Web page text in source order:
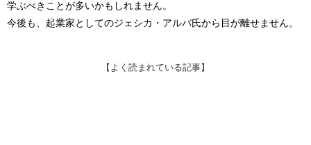
学ぶべきことが多いかもしれません。
今後も、起業家としてのジェシカ・アルバ氏から目が離せません。
【よく読まれている記事】